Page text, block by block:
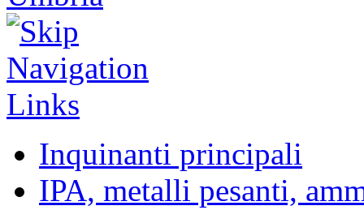
Inquinanti principali
IPA, metalli pesanti,